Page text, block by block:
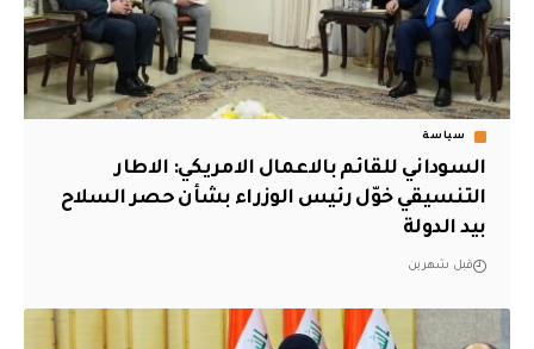
سياسة
السوداني للقائم بالاعمال الامريكي: الاطار
التنسيقي خوّل رئيس الوزراء بشأن حصر السلاح
بيد الدولة
قبل شهرين